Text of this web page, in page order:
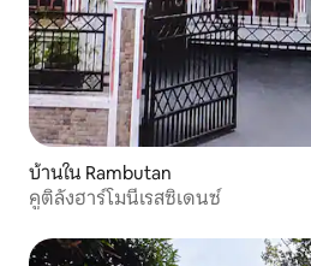
บ้านใน Rambutan
คูติลังฮาร์โมนีเรสซิเดนซ์